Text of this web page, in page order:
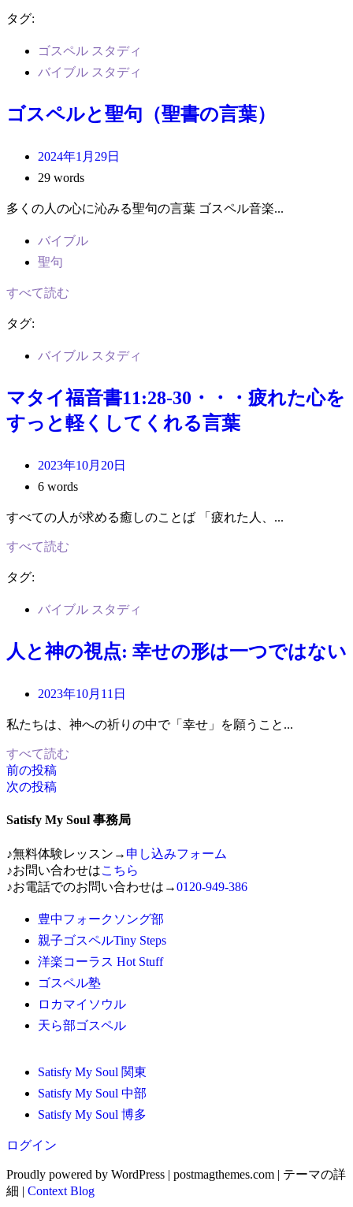
タグ:
ゴスペル スタディ
バイブル スタディ
ゴスペルと聖句（聖書の言葉）
2024年1月29日
29 words
多くの人の心に沁みる聖句の言葉 ゴスペル音楽...
バイブル
聖句
すべて読む
タグ:
バイブル スタディ
マタイ福音書11:28-30・・・疲れた心を
すっと軽くしてくれる言葉
2023年10月20日
6 words
すべての人が求める癒しのことば 「疲れた人、...
すべて読む
タグ:
バイブル スタディ
人と神の視点: 幸せの形は一つではない
2023年10月11日
私たちは、神への祈りの中で「幸せ」を願うこと...
すべて読む
投
稿
ナ
ビ
ゲ
ー
シ
ョ
前の投稿
次の投稿
Satisfy My Soul 事務局
♪無料体験レッスン→ 申し込みフォーム
♪お問い合わせはこちら
♪お電話でのお問い合わせは→0120-949-386
豊中フォークソング部
親子ゴスペルTiny Steps
洋楽コーラス Hot Stuff
ゴスペル塾
ロカマイソウル
天ら部ゴスペル
Satisfy My Soul 関東
Satisfy My Soul 中部
Satisfy My Soul 博多
ログイン
Proudly powered by WordPress | postmagthemes.com | テーマの詳
細 | Context Blog